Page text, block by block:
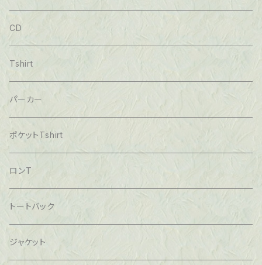
CD
Tshirt
パーカー
ポケットTshirt
ロンT
トートバック
ジャケット